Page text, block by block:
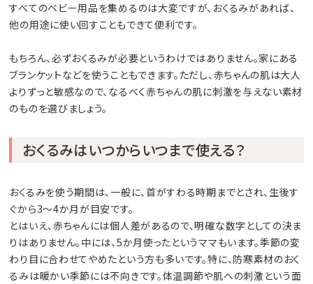
すべてのベビー用品を集めるのは大変ですが、おくるみがあれば、
他の用途に使い回すこともできて便利です。
もちろん、必ずおくるみが必要というわけではありません。家にある
ブランケットなどを使うこともできます。ただし、赤ちゃんの肌は大人
よりずっと敏感なので、なるべく赤ちゃんの肌に刺激を与えない素材
のものを選びましょう。
おくるみはいつからいつまで使える？
おくるみを使う期間は、一般に、首がすわる時期までとされ、生後す
ぐから3～4か月が目安です。
とはいえ、赤ちゃんには個人差があるので、明確な数字としての決ま
りはありません。中には、5か月使ったというママもいます。季節の変
わり目に合わせてやめたという方も多いです。特に、防寒素材のおく
るみは暖かい季節には不向きです。体温調節や肌への刺激という面